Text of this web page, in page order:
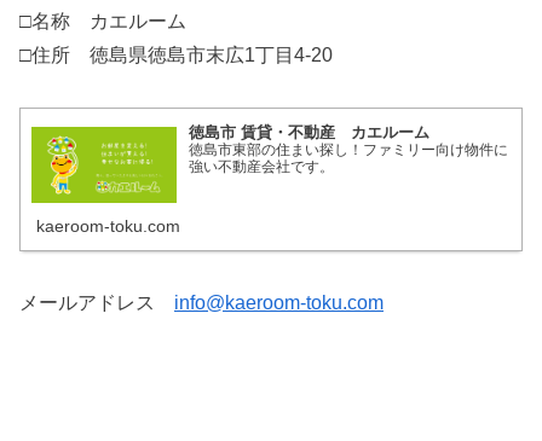
□名称 カエルーム
□住所 徳島県徳島市末広1丁目4-20
徳島市 賃貸・不動産 カエルーム
徳島市東部の住まい探し！ファミリー向け物件に
強い不動産会社です。
kaeroom-toku.com
メールアドレス info@kaeroom-toku.com